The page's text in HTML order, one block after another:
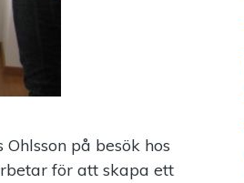
på besök hos
för att skapa ett